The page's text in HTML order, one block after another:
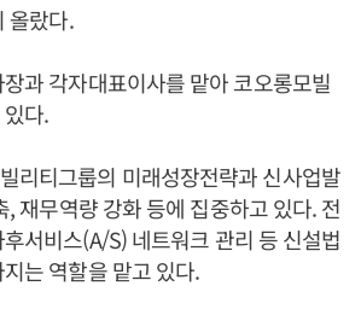
올랐다.
과 각자대표이사를 맡아 코오롱모빌
다.
리티그룹의 미래성장전략과 신사업발
, 재무역량 강화 등에 집중하고 있다. 전
서비스(A/S) 네트워크 관리 등 신설법
는 역할을 맡고 있다.